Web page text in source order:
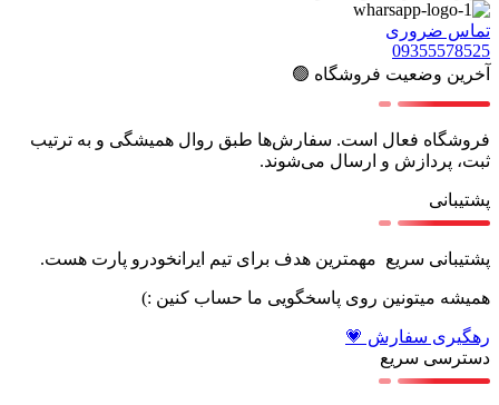
تماس ضروری
09355578525
آخرین وضعیت فروشگاه 🟢
فروشگاه فعال است. سفارش‌ها طبق روال همیشگی و به ترتیب
ثبت، پردازش و ارسال می‌شوند.
پشتیبانی
پشتیبانی سریع مهمترین هدف برای تیم ایرانخودرو پارت هست.
همیشه میتونین روی پاسخگویی ما حساب کنین :)
رهگیری سفارش 💗
دسترسی سریع